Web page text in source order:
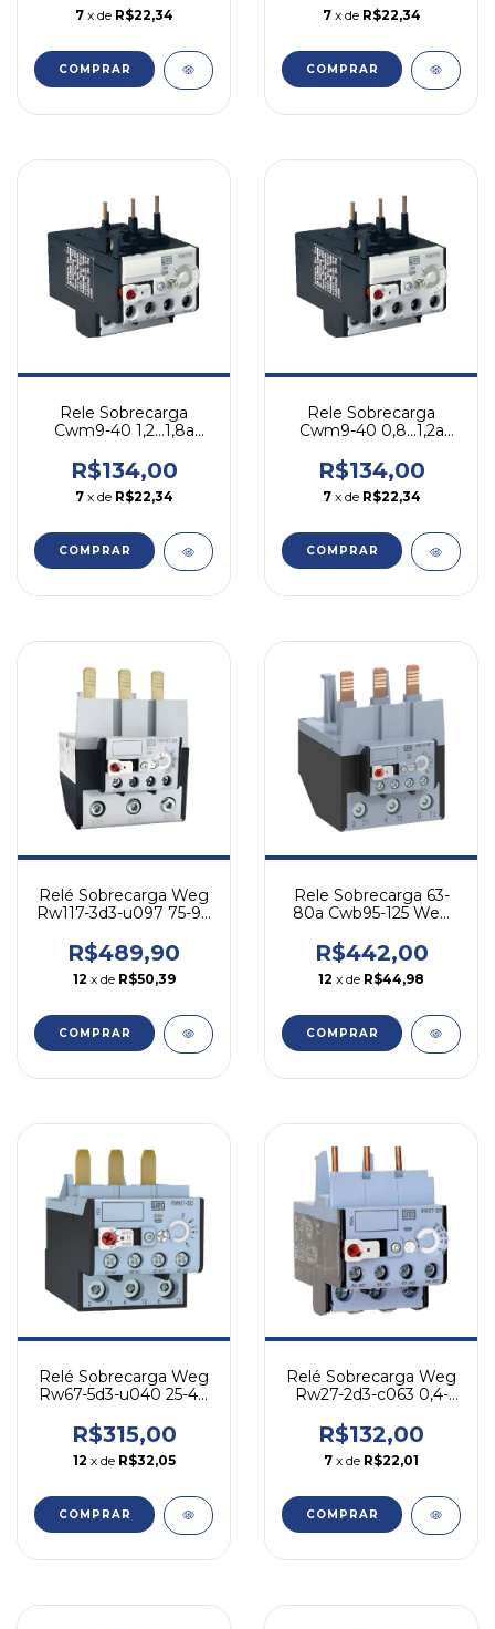
7 x de R$22,34
COMPRAR
7 x de R$22,34
COMPRAR
Rele Sobrecarga
Cwm9-40 1,2...1,8a
R$134,00
7 x de R$22,34
COMPRAR
Rele Sobrecarga
Cwm9-40 0,8...1,2a
R$134,00
7 x de R$22,34
COMPRAR
Relé Sobrecarga Weg
Rw117-3d3-u097 75-97
R$489,90
12 x de R$50,39
COMPRAR
Rele Sobrecarga 63-
80a Cwb95-125 Weg
R$442,00
12 x de R$44,98
COMPRAR
Relé Sobrecarga Weg
Rw67-5d3-u040 25-40
R$315,00
12 x de R$32,05
COMPRAR
Relé Sobrecarga Weg
Rw27-2d3-c063 0,4-
R$132,00
7 x de R$22,01
COMPRAR